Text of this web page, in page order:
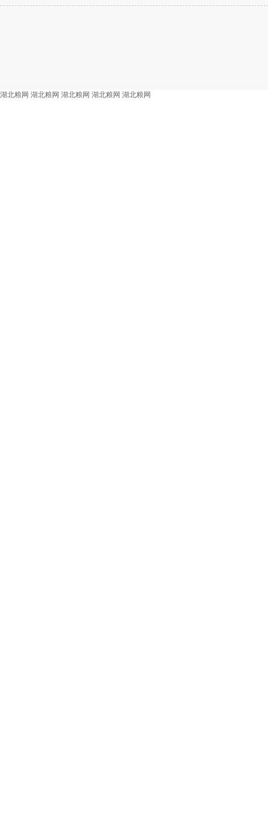
湖北粮网 湖北粮网 湖北粮网 湖北粮网 湖北粮网